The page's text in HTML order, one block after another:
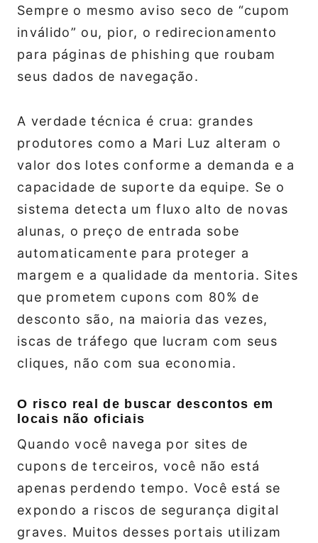
Sempre o mesmo aviso seco de “cupom
inválido” ou, pior, o redirecionamento
para páginas de phishing que roubam
seus dados de navegação.
A verdade técnica é crua: grandes
produtores como a Mari Luz alteram o
valor dos lotes conforme a demanda e a
capacidade de suporte da equipe. Se o
sistema detecta um fluxo alto de novas
alunas, o preço de entrada sobe
automaticamente para proteger a
margem e a qualidade da mentoria. Sites
que prometem cupons com 80% de
desconto são, na maioria das vezes,
iscas de tráfego que lucram com seus
cliques, não com sua economia.
O risco real de buscar descontos em
locais não oficiais
Quando você navega por sites de
cupons de terceiros, você não está
apenas perdendo tempo. Você está se
expondo a riscos de segurança digital
graves. Muitos desses portais utilizam